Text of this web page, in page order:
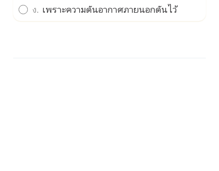
ง. เพราะความดันอากาศภายนอกดันไว้